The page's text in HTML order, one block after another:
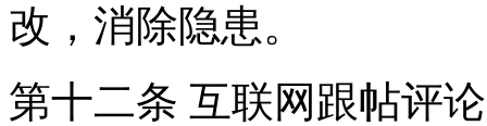
改，消除隐患。
第十二条 互联网跟帖评